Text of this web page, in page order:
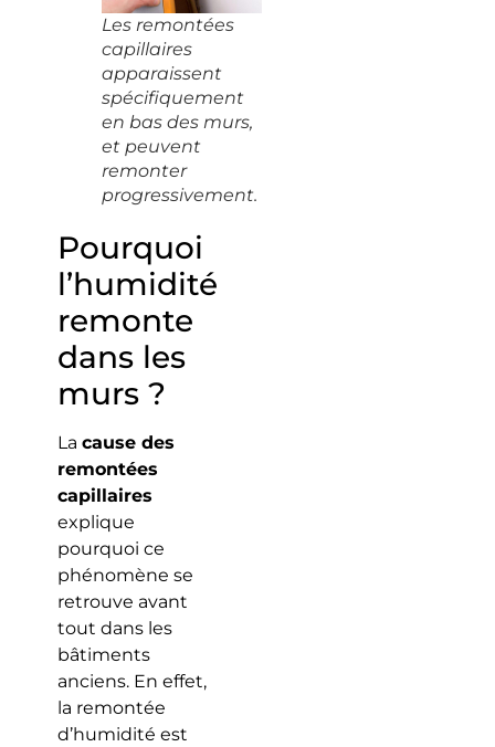
Les remontées
capillaires
apparaissent
spécifiquement
en bas des murs,
et peuvent
remonter
progressivement.
Pourquoi
l’humidité
remonte
dans les
murs ?
La cause des
remontées
capillaires
explique
pourquoi ce
phénomène se
retrouve avant
tout dans les
bâtiments
anciens. En effet,
la remontée
d’humidité est